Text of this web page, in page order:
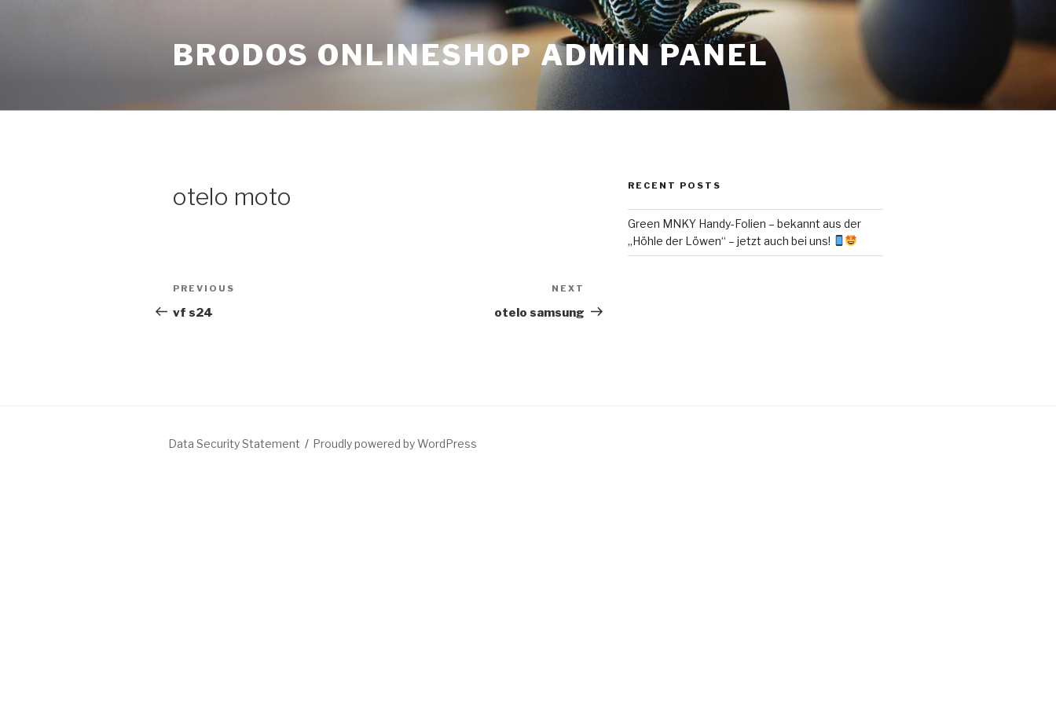
BRODOS ONLINESHOP ADMIN PANEL
otelo moto
Post
navigation
Previous
Post
PREVIOUS
vf s24
Post
NEXT
otelo samsung
RECENT POSTS
Green MNKY Handy-Folien – bekannt aus der
„Höhle der Löwen“ – jetzt auch bei uns!
Data Security Statement Proudly powered by WordPress